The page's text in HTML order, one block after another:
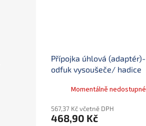
Přípojka úhlová (adaptér)-
odfuk vysoušeče/ hadice
Momentálně nedostupné
567,37 Kč včetně DPH
468,90 Kč